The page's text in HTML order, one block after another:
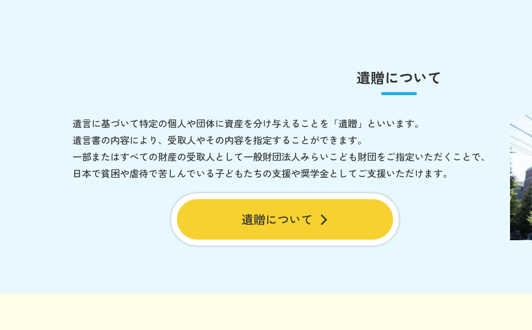
遺贈について
遺言に基づいて特定の個人や団体に資産を分け与えることを「遺贈」といいます。
遺言書の内容により、受取人やその内容を指定することができます。
一部またはすべての財産の受取人として一般財団法人みらいこども財団をご指定いただくことで、
日本で貧困や虐待で苦しんでいる子どもたちの支援や奨学金としてご支援いただけます。
遺贈について